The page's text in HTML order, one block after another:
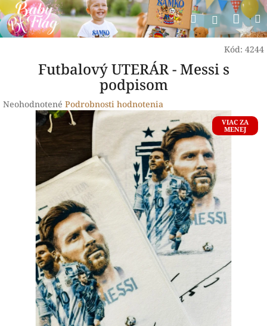
Prejsť
na
obsah
Hľadať
Kód: 4244
Futbalový UTERÁR - Messi s
podpisom
Priemerné
hodnotenie
produktu
hviezdičiek.
Neohodnotené Podrobnosti hodnotenia
VIAC ZA
MENEJ